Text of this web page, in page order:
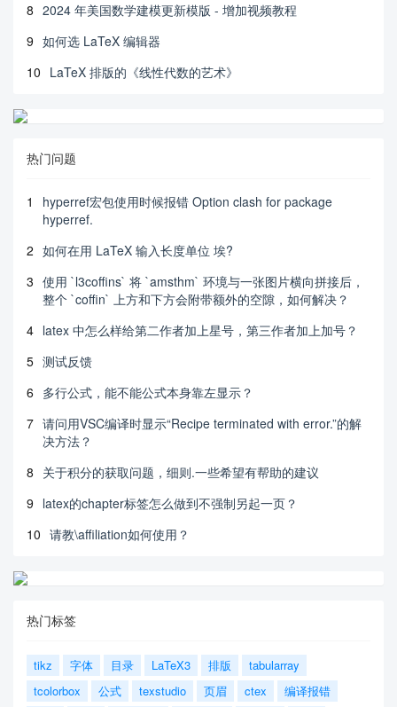
8 2024 年美国数学建模更新模版 - 增加视频教程
9 如何选 LaTeX 编辑器
10 LaTeX 排版的《线性代数的艺术》
热门问题
1
hyperref宏包使用时候报错 Option clash for package
hyperref.
2 如何在用 LaTeX 输入长度单位 埃?
3 使用 `l3coffins` 将 `amsthm` 环境与一张图片横向拼接后，
整个 `coffin` 上方和下方会附带额外的空隙，如何解决？
4 latex 中怎么样给第二作者加上星号，第三作者加上加号？
5 测试反馈
6 多行公式，能不能公式本身靠左显示？
7 请问用VSC编译时显示“Recipe terminated with error.”的解
决方法？
8 关于积分的获取问题，细则.一些希望有帮助的建议
9 latex的chapter标签怎么做到不强制另起一页？
10 请教\affiliation如何使用？
热门标签
tikz 字体 目录 LaTeX3 排版
tabularray
tcolorbox
公式 texstudio 页眉 ctex
编译报错